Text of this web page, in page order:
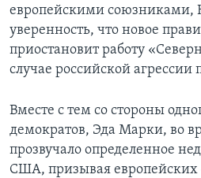
европейскими союзниками,
уверенность, что новое
приостановит работу
случае российской
Вместе с тем со стороны
демократов, Эда Марки, во
прозвучало определенное
США, призывая европейских